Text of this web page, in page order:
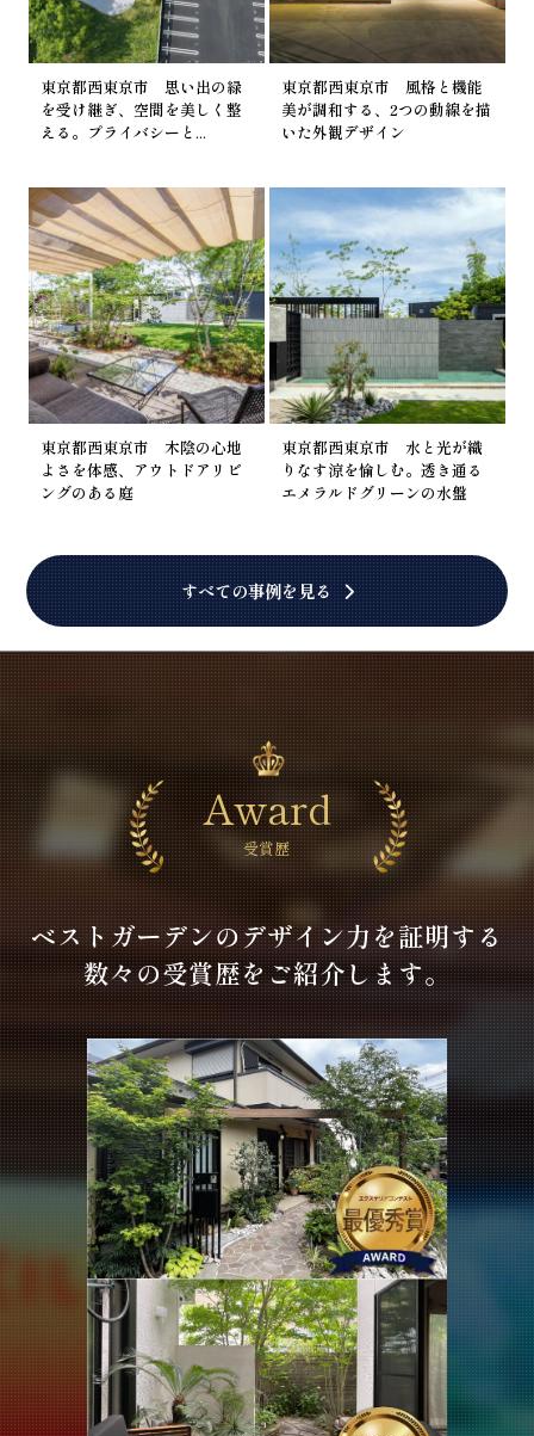
東京都西東京市 思い出の緑
を受け継ぎ、空間を美しく整
える。プライバシーと...
東京都西東京市 風格と機能
美が調和する、2つの動線を描
いた外観デザイン
東京都西東京市 木陰の心地
よさを体感、アウトドアリビ
ングのある庭
東京都西東京市 水と光が織
りなす涼を愉しむ。透き通る
エメラルドグリーンの水盤
すべての事例を見る
Award
受賞歴
ベストガーデンのデザイン力を証明する
数々の受賞歴をご紹介します。